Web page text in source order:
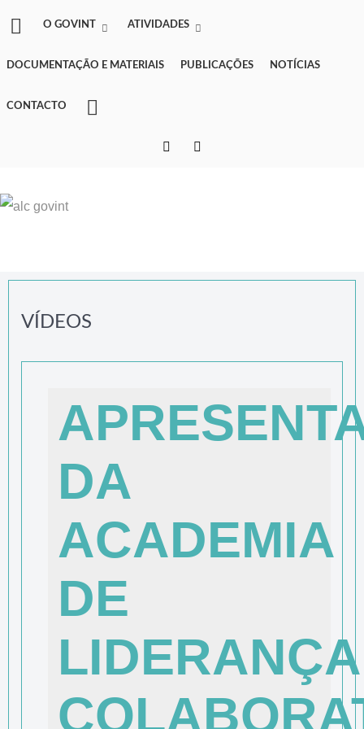
O GOVINT ATIVIDADES
DOCUMENTAÇÃO E MATERIAIS PUBLICAÇÕES NOTÍCIAS
CONTACTO
VÍDEOS
DA
ACADEMIA
DE
LIDERANÇA